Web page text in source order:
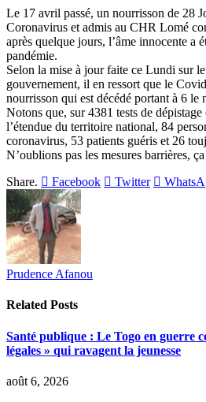
Le 17 avril passé, un nourrisson de 28
Coronavirus et admis au CHR Lomé
après quelque jours, l’âme innocente a
pandémie.
Selon la mise à jour faite ce Lundi sur
gouvernement, il en ressort que le
nourrisson qui est décédé portant à 6 le
Notons que, sur 4381 tests de
l’étendue du territoire national, 84
coronavirus, 53 patients guéris et 26
N’oublions pas les mesures barrières,
Share.
Facebook Twitter
Prudence Afanou
Related Posts
Santé publique : Le Togo en guerre
légales » qui ravagent la jeunesse
août 6, 2026